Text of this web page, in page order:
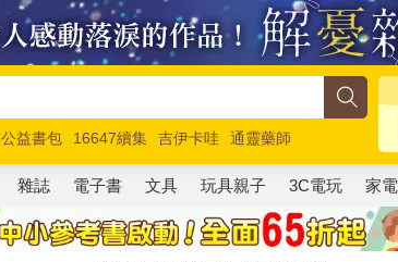
公益書包 16647續集 吉伊卡哇
通靈藥師
馬斯克 玩具總動員5 超慢跑
雜誌 電子書 文具 玩具親子 3C電玩 家電